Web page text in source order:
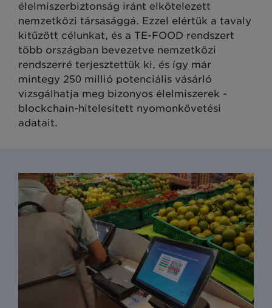
élelmiszerbiztonság iránt elkötelezett
nemzetközi társasággá. Ezzel elértük a tavaly
kitűzött célunkat, és a TE-FOOD rendszert
több országban bevezetve nemzetközi
rendszerré terjesztettük ki, és így már
mintegy 250 millió potenciális vásárló
vizsgálhatja meg bizonyos élelmiszerek ­
blockchain-hitelesített nyomonkövetési
adatait.